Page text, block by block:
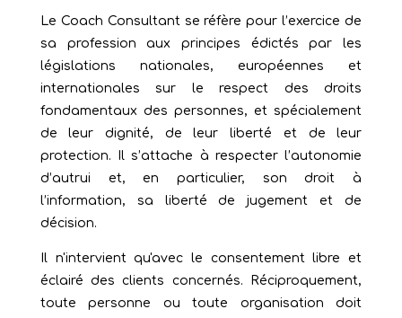
Le Coach Consultant se réfère pour l’exercice de
sa profession aux principes édictés par les
législations nationales, européennes et
internationales sur le respect des droits
fondamentaux des personnes, et spécialement
de leur dignité, de leur liberté et de leur
protection. Il s’attache à respecter l’autonomie
d’autrui et, en particulier, son droit à
l’information, sa liberté de jugement et de
décision.
Il n'intervient qu'avec le consentement libre et
éclairé des clients concernés. Réciproquement,
toute personne ou toute organisation doit